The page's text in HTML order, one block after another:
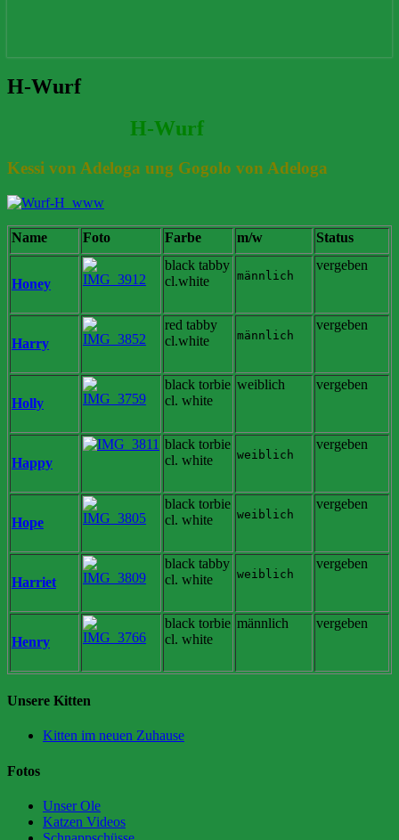
H-
Wurf
H-Wurf
H-Wurf
Kessi von Adeloga ung Gogolo von Adeloga
Name Foto Farbe m/w Status
Honey
black tabby
cl.white
männlich
vergeben
Harry
red tabby
cl.white
männlich
vergeben
Holly
black torbie
cl. white
weiblich vergeben
Happy
black torbie
cl. white
weiblich
vergeben
Hope
black torbie
cl. white
weiblich
vergeben
Harriet
black tabby
cl. white
weiblich
vergeben
Henry
black torbie
cl. white
männlich vergeben
Unsere Kitten
Kitten im neuen Zuhause
Fotos
Unser Ole
Katzen Videos